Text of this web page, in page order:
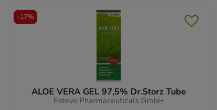
ALOE VERA GEL 97,5% Dr.Storz Tube
Esteve Pharmaceuticals GmbH
-17%